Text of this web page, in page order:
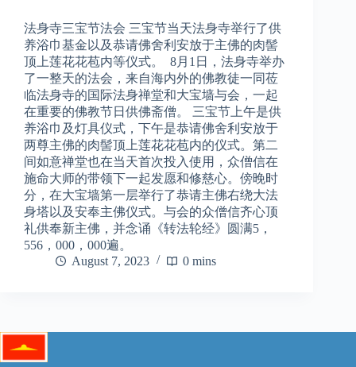
法身寺三宝节法会 三宝节当天法身寺举行了供
养浴巾基金以及恭请佛舍利安放于主佛的肉髻
顶上莲花花苞内等仪式。 8月1日，法身寺举办
了一整天的法会，来自海内外的佛教徒一同莅
临法身寺的国际法身禅堂和大宝墙与会，一起
在重要的佛教节日供佛斋僧。 三宝节上午是供
养浴巾及灯具仪式，下午是恭请佛舍利安放于
两尊主佛的肉髻顶上莲花花苞内的仪式。第二
间如意禅堂也在当天首次投入使用，众僧信在
施命大师的带领下一起发愿和修慈心。傍晚时
分，在大宝墙第一层举行了恭请主佛右绕大法
身塔以及安奉主佛仪式。与会的众僧信齐心顶
礼供奉新主佛，并念诵《转法轮经》圆满5，
556，000，000遍。
August 7, 2023
0 mins